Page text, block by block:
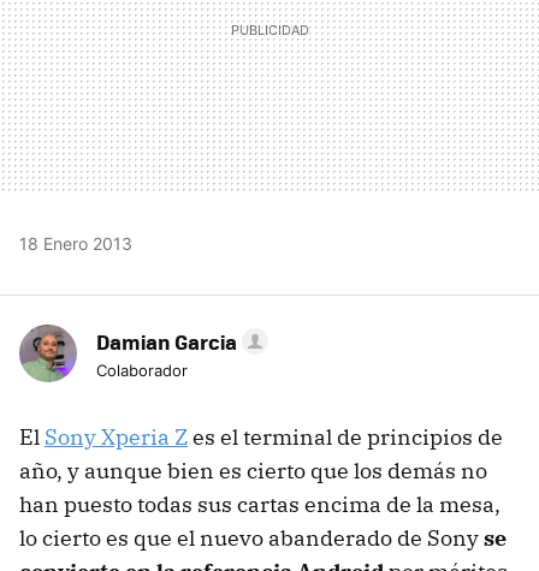
18 Enero 2013
Damian Garcia
Colaborador
El Sony Xperia Zes el terminal de principios de
año, y aunque bien es cierto que los demás no
han puesto todas sus cartas encima de la mesa,
lo cierto es que el nuevo abanderado de Sonyse